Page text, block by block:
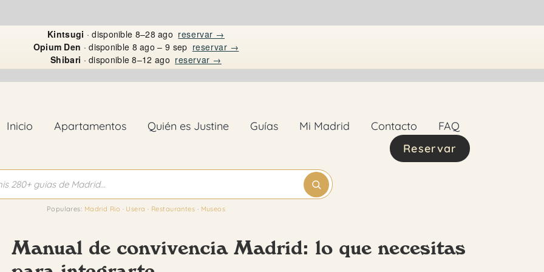
Kintsugi · disponible 8–28 ago reservar →
Opium Den · disponible 8 ago – 9 sep reservar →
Shibari · disponible 8–12 ago reservar →
Inicio Apartamentos Quién es Justine Guías Mi Madrid Contacto
FAQ
Reservar
Populares: Madrid Rio · Usera · Restaurantes · Museos
Manual de convivencia Madrid: lo que necesitas